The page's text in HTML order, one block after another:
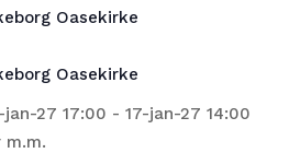
Oasekirke
Oasekirke
jan-27 17:00 -17-jan-27 14:00